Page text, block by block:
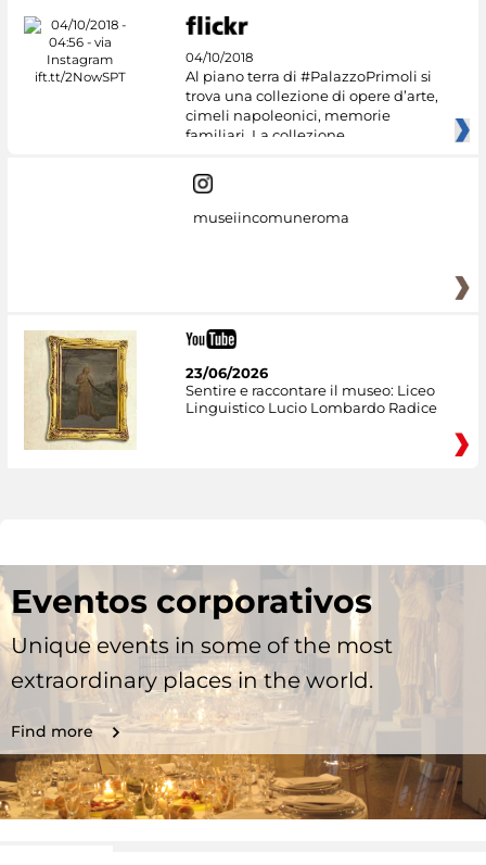
04/10/2018
Al piano terra di #PalazzoPrimoli si
trova una collezione di opere d’arte,
cimeli napoleonici, memorie
familiari. La collezione
museiincomuneroma
23/06/2026
Sentire e raccontare il museo: Liceo
Linguistico Lucio Lombardo Radice
Eventos corporativos
Unique events in some of the most
extraordinary places in the world.
Find more